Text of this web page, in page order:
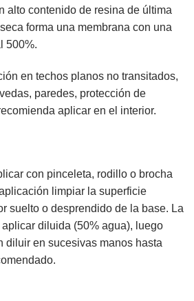
alto contenido de resina de última
forma una membrana con una
500%.
en techos planos no transitados,
paredes, protección de
aplicar en el interior.
con pinceleta, rodillo o brocha
limpiar la superficie
suelto o desprendido de la base. La
diluida (50% agua), luego
diluir en sucesivas manos hasta